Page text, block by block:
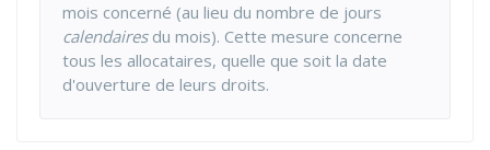
mois concerné (au lieu du nombre de jours
calendairesdu mois). Cette mesure concerne
tous les allocataires, quelle que soit la date
d'ouverture de leurs droits.